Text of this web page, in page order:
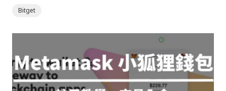
Bitget